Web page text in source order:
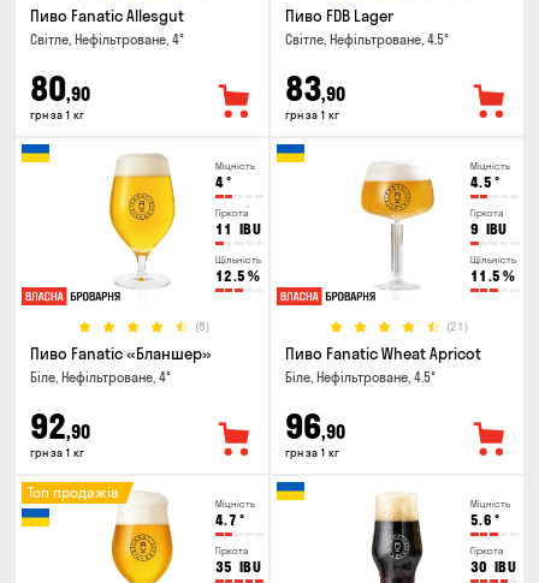
Пиво Fanatic Allesgut
Світле, Нефільтроване, 4°
80,90
грн за 1 кг
Пиво FDB Lager
Світле, Нефільтроване, 4.5°
83,90
грн за 1 кг
Міцність
4°
Гіркота
11 IBU
Щільність
12.5 %
(8)
Пиво Fanatic «Бланшер»
Біле, Нефільтроване, 4°
92,90
грн за 1 кг
Міцність
4.5 °
Гіркота
9 IBU
Щільність
11.5 %
(21)
Пиво Fanatic Wheat Apricot
Біле, Нефільтроване, 4.5°
96,90
грн за 1 кг
Міцність
4.7 °
Гіркота
35 IBU
Топ продажів
Міцність
5.6 °
Гіркота
30 IBU